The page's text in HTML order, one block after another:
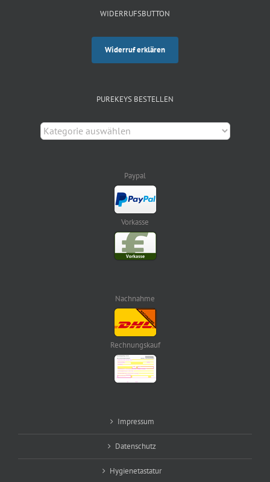
WIDERRUFSBUTTON
Widerruf erklären
PUREKEYS BESTELLEN
Paypal
Vorkasse
Nachnahme
Rechnungskauf
Impressum
Datenschutz
Hygienetastatur